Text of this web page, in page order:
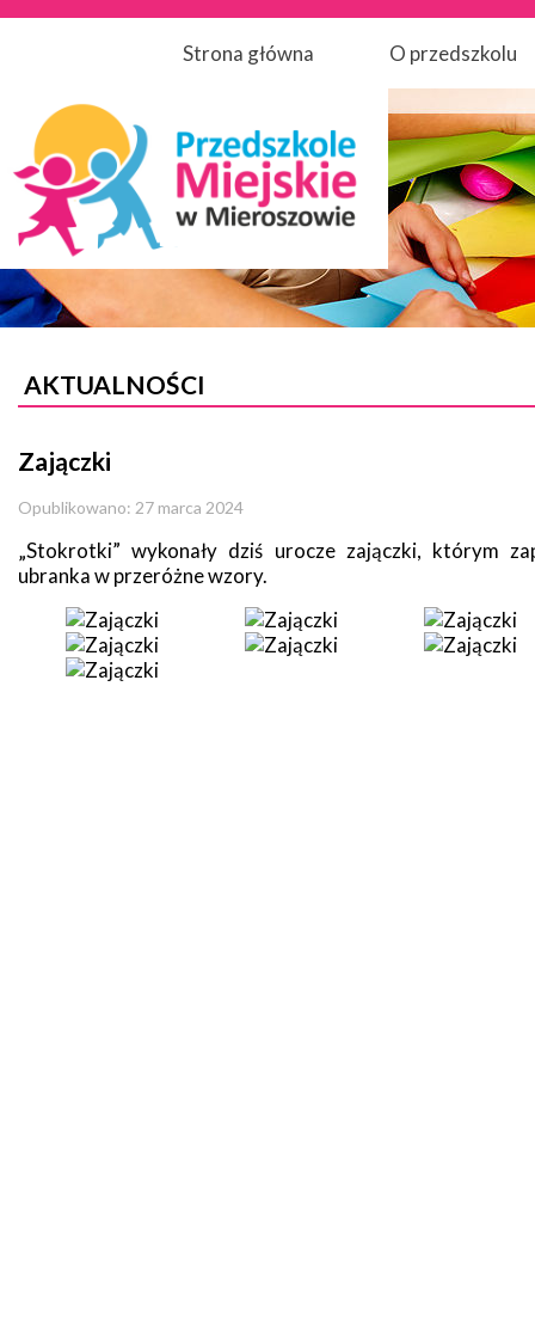
Strona główna O przedszkolu
AKTUALNOŚCI
Zajączki
Opublikowano: 27 marca 2024
„Stokrotki” wykonały dziś urocze zajączki, którym
ubranka w przeróżne wzory.